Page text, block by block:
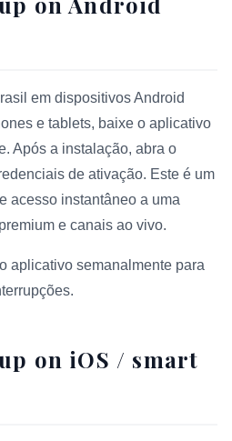
em dispositivos Android
e tablets, baixe o aplicativo
Após a instalação, abra o
de ativação. Este é um
acesso instantâneo a uma
e canais ao vivo.
aplicativo semanalmente para
on iOS / smart